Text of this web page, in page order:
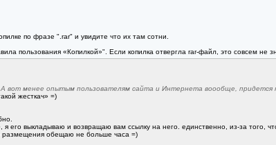
по фразе ".rar" и увидите что их там сотни.
пользования «Копилкой»". Если копилка отвергла rar-файл, это совсем не
вот менее опытым пользователям сайта и Интернета воообще, придется
жесткач» =)
выкладываю и возвращаю вам ссылку на него. единственно, из-за того,
размещения обещаю не больше часа =)